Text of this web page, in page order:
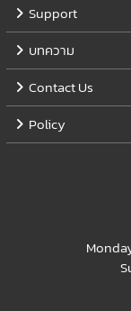
Support
บทความ
Contact Us
Policy